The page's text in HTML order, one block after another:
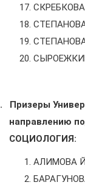
Призеры
направлению
СОЦИОЛОГИЯ:
АЛИМОВА